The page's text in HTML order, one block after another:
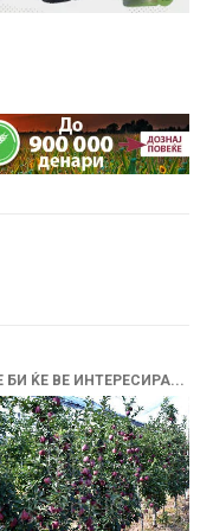
ЌЕ ВЕ ИНТЕРЕСИРА...